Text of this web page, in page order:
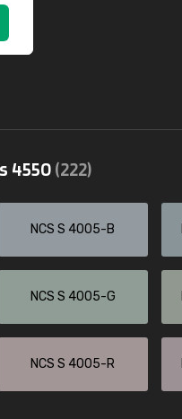
4550(222)
NCS S 4005-B
NCS S 4005-G
NCS S 4005-R